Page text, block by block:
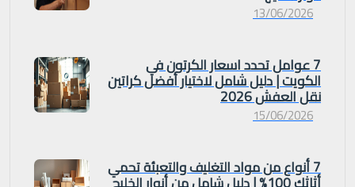
13/06/2026
7 عوامل تحدد اسعار الكرتون في
الكويت | دليل شامل لاختيار أفضل كراتين
نقل العفش 2026
15/06/2026
7 أنواع من مواد التغليف والتعبئة تحمي